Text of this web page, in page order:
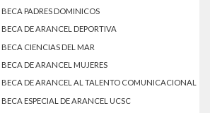
BECA PADRES DOMINICOS
BECA DE ARANCEL DEPORTIVA
BECA CIENCIAS DEL MAR
BECA DE ARANCEL MUJERES
BECA DE ARANCEL AL TALENTO COMUNICACIONAL
BECA ESPECIAL DE ARANCEL UCSC